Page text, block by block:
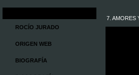
ROCÍO JURADO
ORIGEN WEB
BIOGRAFÍA
7. AMORES